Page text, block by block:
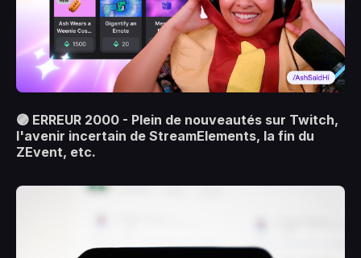
🟣 ERREUR 2000 - Plein de nouveautés sur Twitch,
l'avenir incertain de StreamElements, la fin du
ZEvent, etc.